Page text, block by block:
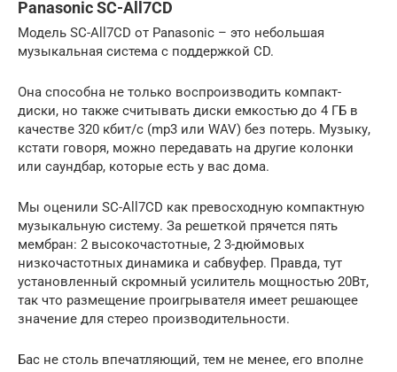
Panasonic SC-All7CD
Модель SC-All7CD от Panasonic – это небольшая
музыкальная система с поддержкой CD.
Она способна не только воспроизводить компакт-
диски, но также считывать диски емкостью до 4 ГБ в
качестве 320 кбит/с (mp3 или WAV) без потерь. Музыку,
кстати говоря, можно передавать на другие колонки
или саундбар, которые есть у вас дома.
Мы оценили ЅС-All7CD как превосходную компактную
музыкальную систему. За решеткой прячется пять
мембран: 2 высокочастотные, 2 3-дюймовых
низкочастотных динамика и сабвуфер. Правда, тут
установленный скромный усилитель мощностью 20Вт,
так что размещение проигрывателя имеет решающее
значение для стерео производительности.
Бас не столь впечатляющий, тем не менее, его вполне